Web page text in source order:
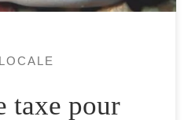
taxe pour